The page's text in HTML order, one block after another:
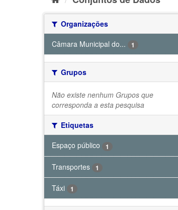
Organizações
Câmara Municipal do...
1
Grupos
Não existe nenhum Grupos que
corresponda a esta pesquisa
Etiquetas
Espaço público
1
Transportes 1
Táxi 1